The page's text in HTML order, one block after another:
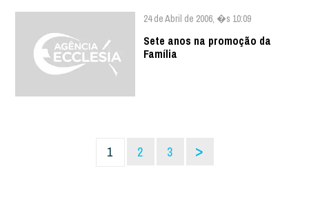
24 de Abril de 2006, �s 10:09
Sete anos na promoção da
Família
1 2 3 >